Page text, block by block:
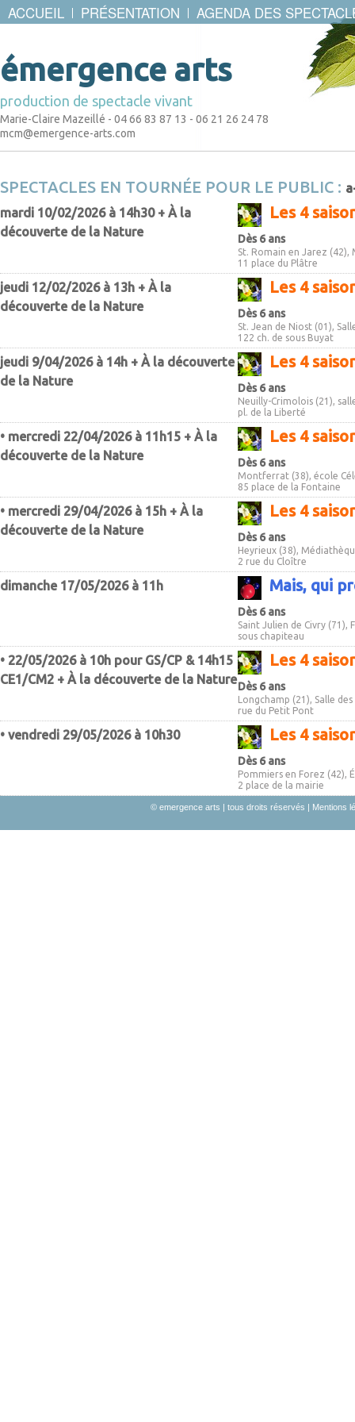
ACCUEIL PRÉSENTATION AGENDA DES
émergence arts
production de spectacle vivant
Marie-Claire Mazeillé - 04 66 83 87 13 - 06 21 26 24 78
mcm@emergence-arts.com
SPECTACLES EN TOURNÉE POUR LE PUBLIC :
mardi 10/02/2026 à 14h30 + À la
découverte de la Nature
Les 4
Dès 6 ans
St. Romain en Jarez (42),
11 place du Plâtre
jeudi 12/02/2026 à 13h + À la
découverte de la Nature
Les 4
Dès 6 ans
St. Jean de Niost (01),
122 ch. de sous Buyat
jeudi 9/04/2026 à 14h + À la découverte
de la Nature
Les 4
Dès 6 ans
Neuilly-Crimolois (21),
pl. de la Liberté
• mercredi 22/04/2026 à 11h15 + À la
découverte de la Nature
Les 4
Dès 6 ans
Montferrat (38), école
85 place de la Fontaine
• mercredi 29/04/2026 à 15h + À la
découverte de la Nature
Les 4
Dès 6 ans
Heyrieux (38),
2 rue du Cloître
dimanche 17/05/2026 à 11h Mais, qui
Dès 6 ans
Saint Julien de Civry (71),
sous chapiteau
• 22/05/2026 à 10h pour GS/CP & 14h15
CE1/CM2 + À la découverte de la Nature
Les 4
Dès 6 ans
Longchamp (21), Salle
rue du Petit Pont
• vendredi 29/05/2026 à 10h30 Les 4
Dès 6 ans
Pommiers en Forez (42),
2 place de la mairie
© emergence arts | tous droits réservés | Mentions